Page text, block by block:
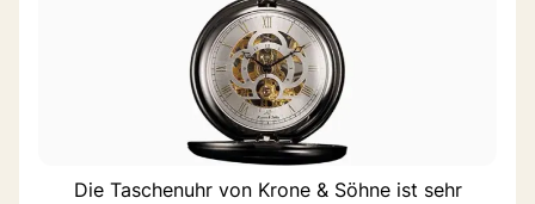
Die Taschenuhr von Krone & Söhne ist sehr